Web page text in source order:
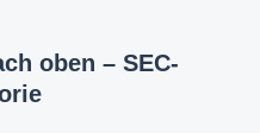
oben – SEC-